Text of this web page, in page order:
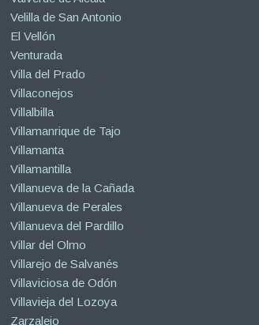
Velilla de San Antonio
El Vellón
Venturada
Villa del Prado
Villaconejos
Villalbilla
Villamanrique de Tajo
Villamanta
Villamantilla
Villanueva de la Cañada
Villanueva de Perales
Villanueva del Pardillo
Villar del Olmo
Villarejo de Salvanés
Villaviciosa de Odón
Villavieja del Lozoya
Zarzalejo